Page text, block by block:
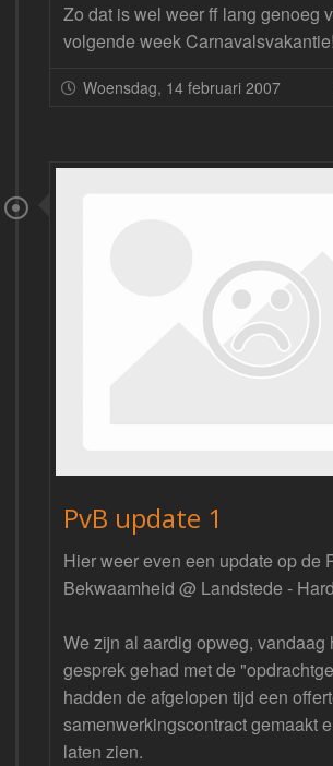
Zo dat is wel weer ff lang genoeg
volgende week
Woensdag, 14 februari 2007
PvB update 1
Hier weer even een update op de
Bekwaamheid @ Landstede -
We zijn al aardig opweg, vandaag
gesprek gehad met de
hadden de afgelopen tijd een
samenwerkingscontract gemaakt
laten zien.